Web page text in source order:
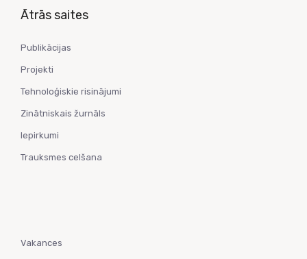
Ātrās saites
Publikācijas
Projekti
Tehnoloģiskie risinājumi
Zinātniskais žurnāls
Iepirkumi
Trauksmes celšana
Vakances